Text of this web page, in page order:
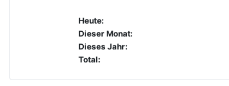
Heute:
Dieser Monat:
Dieses Jahr:
Total: